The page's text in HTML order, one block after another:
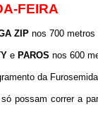
FEIRA
ZIP nos 700
e PAROS nos 600
da
só possam correr a